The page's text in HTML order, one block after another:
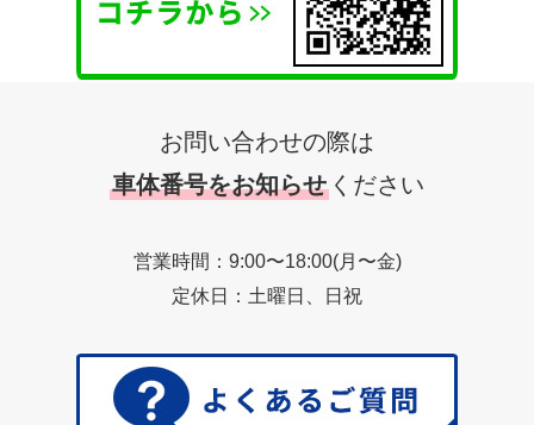
お問い合わせの際は
車体番号をお知らせ ください
営業時間：9:00〜18:00(月〜金)
定休日：土曜日、日祝